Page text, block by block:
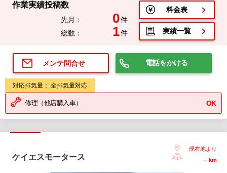
作業実績投稿数
先月： 0件
総数：
1件
料金表
実績一覧
メンテ問合せ 電話をかける
対応排気量： 全排気量対応
修理（他店購入車） OK
ケイエスモータース
現在地より
-- km